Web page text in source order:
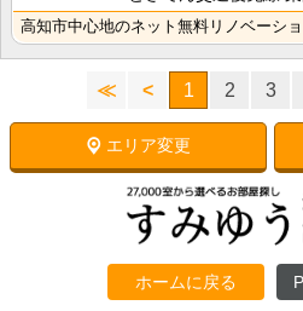
≪ < 1 2 3
エリア変更
ホームに戻る